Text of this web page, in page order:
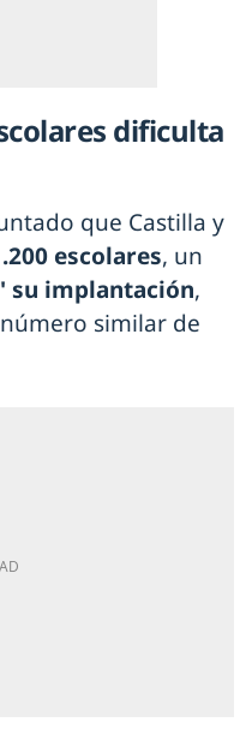
dificulta
que Castilla y
escolares, un
su implantación,
similar de